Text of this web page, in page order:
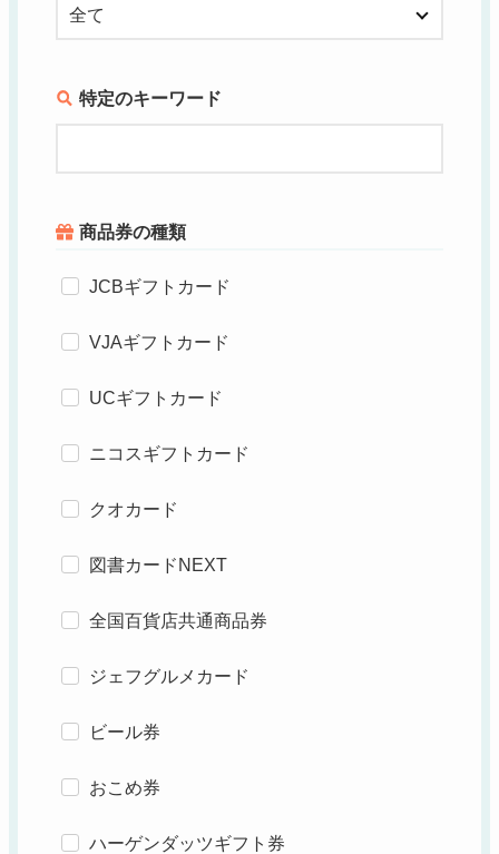
特定のキーワード
商品券の種類
JCBギフトカード
VJAギフトカード
UCギフトカード
ニコスギフトカード
クオカード
図書カードNEXT
全国百貨店共通商品券
ジェフグルメカード
ビール券
おこめ券
ハーゲンダッツギフト券